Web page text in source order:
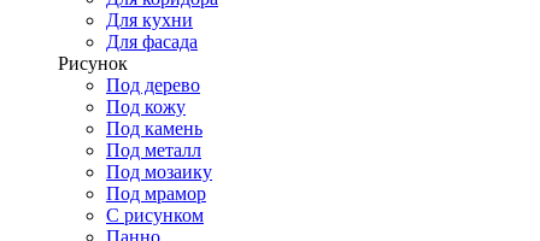
Для кухни
Для фасада
Рисунок
Под дерево
Под кожу
Под камень
Под металл
Под мозаику
Под мрамор
С рисунком
Панно